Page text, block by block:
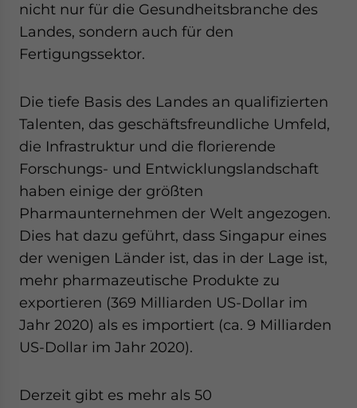
nicht nur für die Gesundheitsbranche des
Landes, sondern auch für den
Fertigungssektor.
Die tiefe Basis des Landes an qualifizierten
Talenten, das geschäftsfreundliche Umfeld,
die Infrastruktur und die florierende
Forschungs- und Entwicklungslandschaft
haben einige der größten
Pharmaunternehmen der Welt angezogen.
Dies hat dazu geführt, dass Singapur eines
der wenigen Länder ist, das in der Lage ist,
mehr pharmazeutische Produkte zu
exportieren (369 Milliarden US-Dollar im
Jahr 2020) als es importiert (ca. 9 Milliarden
US-Dollar im Jahr 2020).
Derzeit gibt es mehr als 50